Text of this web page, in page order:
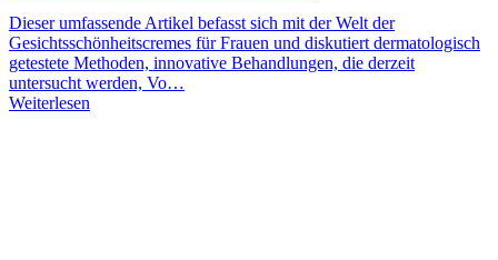
Dieser umfassende Artikel befasst sich mit der Welt der
Gesichtsschönheitscremes für Frauen und diskutiert dermatologisch
getestete Methoden, innovative Behandlungen, die derzeit
untersucht werden, Vo…
Weiterlesen